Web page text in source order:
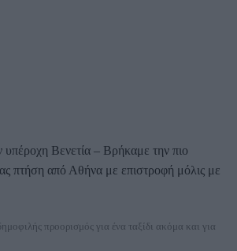
υπέροχη Βενετία – Βρήκαμε την πιο
πτήση από Αθήνα με επιστροφή μόλις με
προορισμός για ένα ταξίδι ακόμα και για